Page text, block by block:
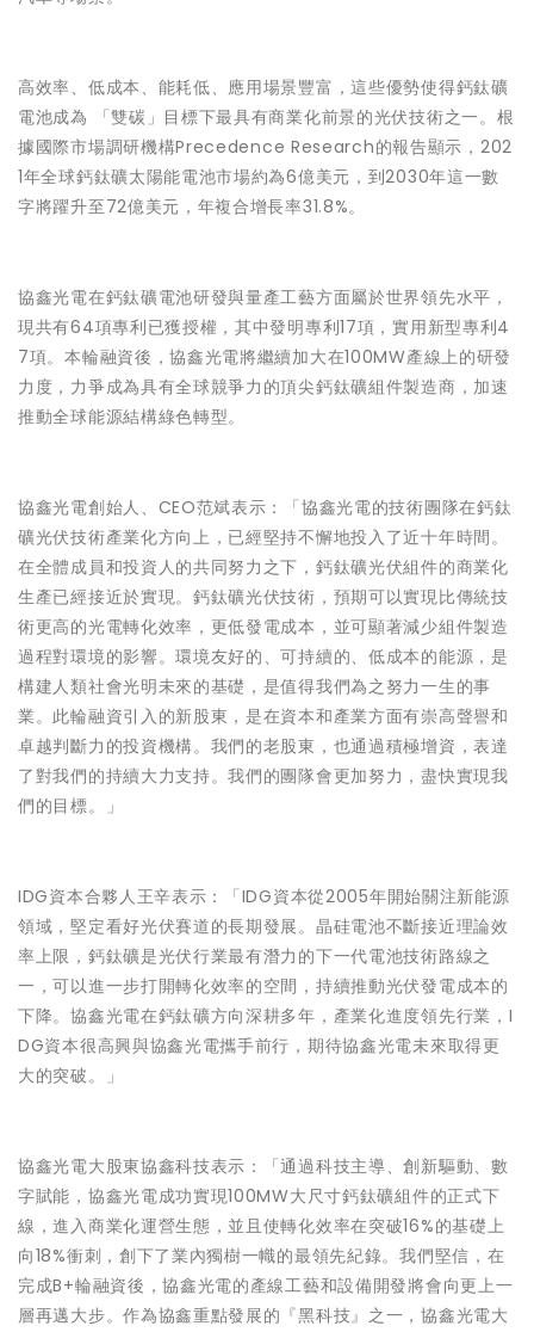
高效率、低成本、能耗低、應用場景豐富，這些優勢使得鈣鈦礦
電池成為 「雙碳」目標下最具有商業化前景的光伏技術之一。根
據國際市場調研機構Precedence Research的報告顯示，202
1年全球鈣鈦礦太陽能電池市場約為6億美元，到2030年這一數
字將躍升至72億美元，年複合增長率31.8%。
協鑫光電在鈣鈦礦電池研發與量產工藝方面屬於世界領先水平，
現共有64項專利已獲授權，其中發明專利17項，實用新型專利4
7項。本輪融資後，協鑫光電將繼續加大在100MW產線上的研發
力度，力爭成為具有全球競爭力的頂尖鈣鈦礦組件製造商，加速
推動全球能源結構綠色轉型。
協鑫光電創始人、CEO范斌表示：「協鑫光電的技術團隊在鈣鈦
礦光伏技術產業化方向上，已經堅持不懈地投入了近十年時間。
在全體成員和投資人的共同努力之下，鈣鈦礦光伏組件的商業化
生產已經接近於實現。鈣鈦礦光伏技術，預期可以實現比傳統技
術更高的光電轉化效率，更低發電成本，並可顯著減少組件製造
過程對環境的影響。環境友好的、可持續的、低成本的能源，是
構建人類社會光明未來的基礎，是值得我們為之努力一生的事
業。此輪融資引入的新股東，是在資本和產業方面有崇高聲譽和
卓越判斷力的投資機構。我們的老股東，也通過積極增資，表達
了對我們的持續大力支持。我們的團隊會更加努力，盡快實現我
們的目標。」
IDG資本合夥人王辛表示：「IDG資本從2005年開始關注新能源
領域，堅定看好光伏賽道的長期發展。晶硅電池不斷接近理論效
率上限，鈣鈦礦是光伏行業最有潛力的下一代電池技術路線之
一，可以進一步打開轉化效率的空間，持續推動光伏發電成本的
下降。協鑫光電在鈣鈦礦方向深耕多年，產業化進度領先行業，I
DG資本很高興與協鑫光電攜手前行，期待協鑫光電未來取得更
大的突破。」
協鑫光電大股東協鑫科技表示：「通過科技主導、創新驅動、數
字賦能，協鑫光電成功實現100MW大尺寸鈣鈦礦組件的正式下
線，進入商業化運營生態，並且使轉化效率在突破16%的基礎上
向18%衝刺，創下了業內獨樹一幟的最領先紀錄。我們堅信，在
完成B+輪融資後，協鑫光電的產線工藝和設備開發將會向更上一
層再邁大步。作為協鑫重點發展的『黑科技』之一，協鑫光電大